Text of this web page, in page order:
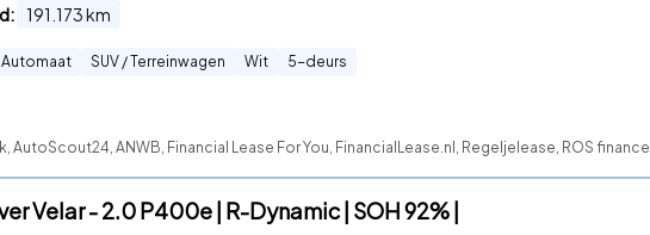
191.173km
Automaat SUV / Terreinwagen Wit 5-deurs
AutoScout24, ANWB, Financial Lease For You, FinancialLease.nl, Regeljelease, ROS finance
Velar - 2.0 P400e | R-Dynamic | SOH 92% |